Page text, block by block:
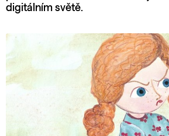
digitálním světě.